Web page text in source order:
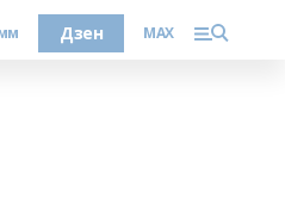
Дзен MAX